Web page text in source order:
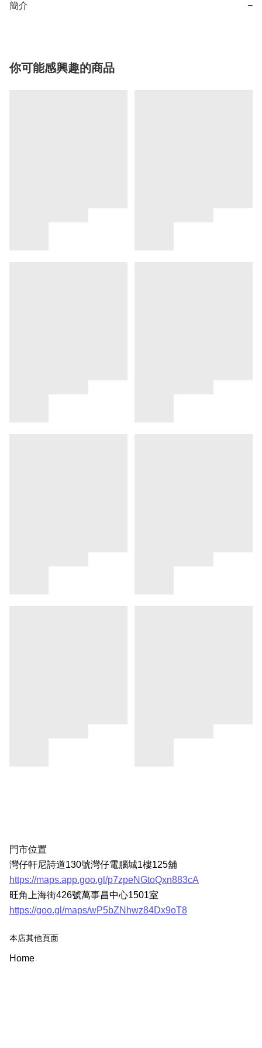
簡介 −
你可能感興趣的商品
門市位置
灣仔軒尼詩道130號灣仔電腦城1樓125舖
https://maps.app.goo.gl/p7zpeNGtoQxn883cA
旺角上海街426號萬事昌中心1501室
https://goo.gl/maps/wP5bZNhwz84Dx9oT8
本店其他頁面
Home